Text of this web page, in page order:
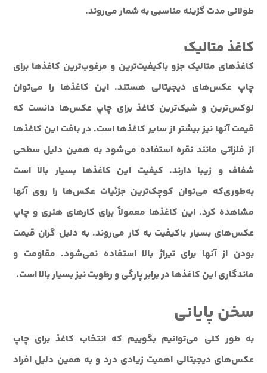
طولانی مدت گزینه مناسبی به شمار می‌روند.
کاغذ متالیک
کاغذهای متالیک جزو باکیفیت‌ترین و مرغوب‌ترین کاغذها برای
چاپ عکس‌های دیجیتالی هستند. این کاغذها را می‌توان
لوکس‌ترین و شیک‌ترین کاغذ برای چاپ عکس‌ها دانست که
قیمت آنها نیز بیشتر از سایر کاغذها است. در بافت این کاغذها
از فلزاتی مانند نقره استفاده می‌شود به همین دلیل سطحی
شفاف و زیبا دارند. کیفیت این کاغذها بسیار بالا است
به‌طوری‌که می‌توان کوچک‌ترین جزئیات عکس‌ها را روی آنها
مشاهده کرد. این کاغذها معمولاً برای کارهای هنری و چاپ
عکس‌های بسیار باکیفیت به کار می‌روند. به دلیل گران قیمت
بودن از آنها برای تیراژ بالا استفاده نمی‌شود. مقاومت و
ماندگاری این کاغذها در برابر پارگی و رطوبت نیز بسیار بالا است.
سخن پایانی
به طور کلی می‌توانیم بگوییم که انتخاب کاغذ برای چاپ
عکس‌های دیجیتالی اهمیت زیادی درد و به همین دلیل افراد